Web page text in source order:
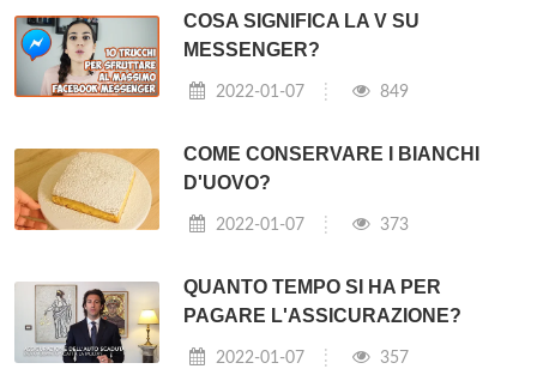
COSA SIGNIFICA LA V SU
MESSENGER?
2022-01-07 849
COME CONSERVARE I BIANCHI
D'UOVO?
2022-01-07 373
QUANTO TEMPO SI HA PER
PAGARE L'ASSICURAZIONE?
2022-01-07 357